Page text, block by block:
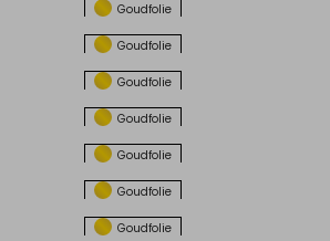
Goudfolie
Goudfolie
Goudfolie
Goudfolie
Goudfolie
Goudfolie
Goudfolie